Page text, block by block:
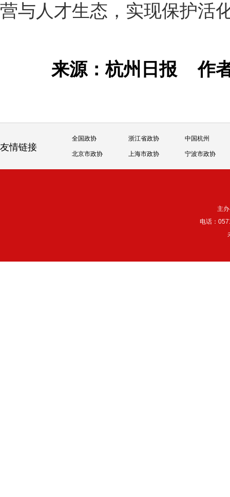
营与人才生态，实现保护活
来源：杭州日报作
友情链接
全国政协 浙江省政协 中国杭州
北京市政协 上海市政协 宁波市政协
主
电话：